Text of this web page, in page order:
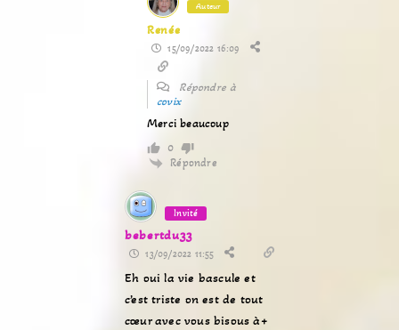
Auteur
Renée
15/09/2022 16:09
Répondre à
covix
Merci beaucoup
0
Répondre
Invité
bebertdu33
13/09/2022 11:55
Eh oui la vie bascule et
c’est triste on est de tout
cœur avec vous bisous à+